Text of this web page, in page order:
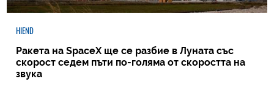
HIEND
Ракета на SpaceX ще се разбие в Луната със
скорост седем пъти по-голяма от скоростта на
звука